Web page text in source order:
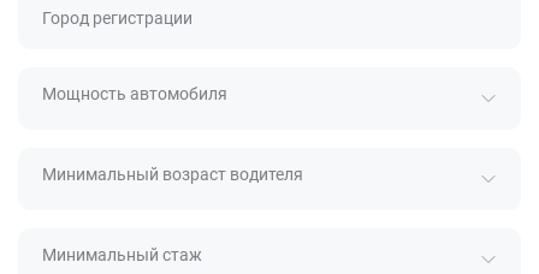
Город регистрации
Мощность автомобиля
Минимальный возраст водителя
Минимальный стаж